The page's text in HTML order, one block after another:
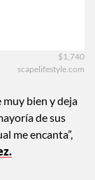
$1,740
scapelifestyle.com
bien y deja
de sus
me encanta”,